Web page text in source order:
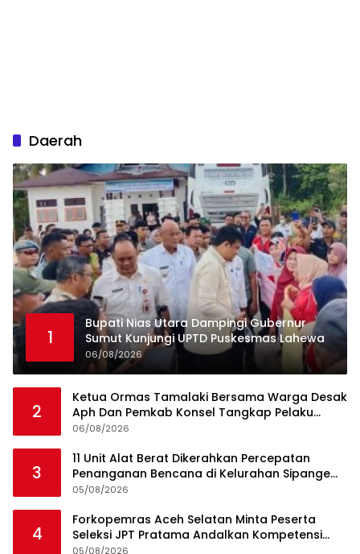
Daerah
1
Bupati Nias Utara Dampingi Gubernur
Sumut Kunjungi UPTD Puskesmas Lahewa
06/08/2026
2
Ketua Ormas Tamalaki Bersama Warga Desak
Aph Dan Pemkab Konsel Tangkap Pelaku
Angkut Cangkang Sawit Overload, Truk PT KAP
06/08/2026
3
11 Unit Alat Berat Dikerahkan Percepatan
Penanganan Bencana di Kelurahan Sipange
Kecamatan Tukka
05/08/2026
4
Forkopemras Aceh Selatan Minta Peserta
Seleksi JPT Pratama Andalkan Kompetensi
dan Integritas, Bukan Kedekatan
05/08/2026